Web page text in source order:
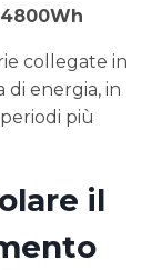
collegate in
di energia, in
più
il